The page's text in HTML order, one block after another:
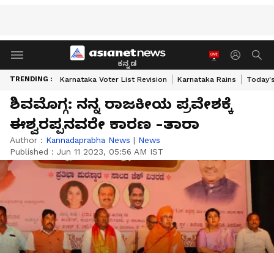
ಕನ್ನಡ
TRENDING : Karnataka Voter List Revision Karnataka Rains
ಶಿವಮೊಗ್ಗ: ನನ್ನ ರಾಜಕೀಯ ಪ್ರವೇಶಕ್ಕೆ
ಈಶ್ವರಪ್ಪನವರೇ ಕಾರಣ -ತಾರಾ
Author : Kannadaprabha News | News
Published : Jun 11 2023, 05:56 AM IST